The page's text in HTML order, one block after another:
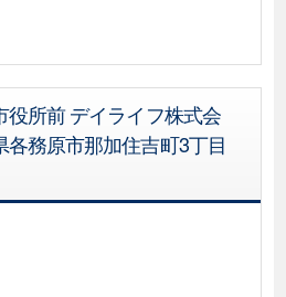
所前 デイライフ株式会
務原市那加住吉町3丁目